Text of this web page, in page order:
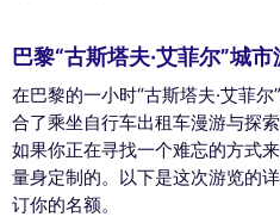
巴黎“古斯塔夫·艾菲尔”城
在巴黎的一小时“古斯塔夫·艾菲
合了乘坐自行车出租车漫游与探
如果你正在寻找一个难忘的方式
量身定制的。以下是这次游览的
订你的名额。